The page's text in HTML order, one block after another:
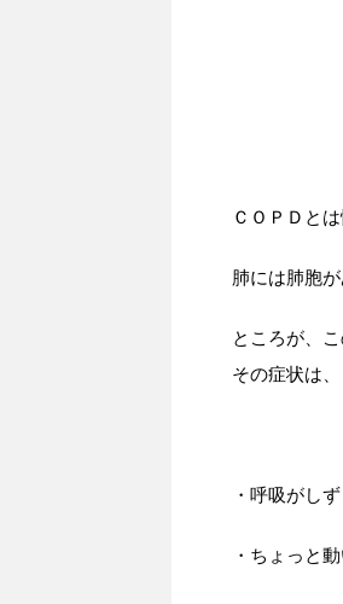
ＣＯＰＤと
肺には肺胞
ところが、
その症状は、
・呼吸がし
・ちょっと